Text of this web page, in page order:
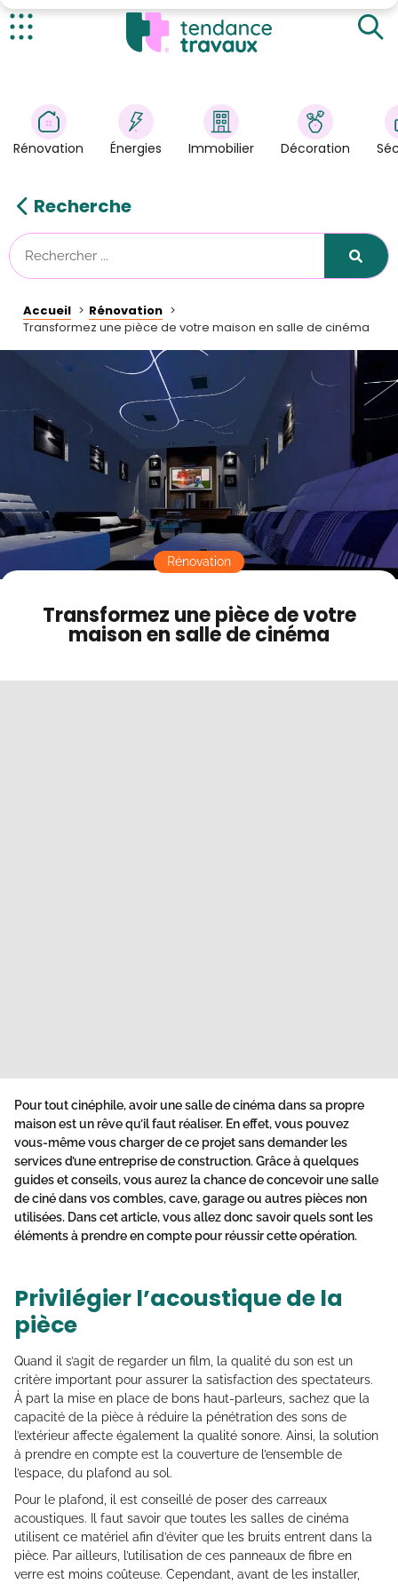
Énergies
Immobilier
Astuces/DIY
Tendance Travaux
Kit partenaire
Contact
Mode sombre
Rénovation Énergies Immobilier Décoration
Recherche
Accueil
Rénovation
Transformez une pièce de votre maison en salle de cinéma
Privilégier l'acoustique de la pièce
Qu'en est-il de l'ameublement et de l'éclairage ?
Les autres équipements indispensables
Transformez une pièce de votre
maison en salle de cinéma
Rénovation
Pour tout cinéphile, avoir une salle de cinéma dans sa propre
maison est un rêve qu’il faut réaliser. En effet, vous pouvez
vous-même vous charger de ce projet sans demander les
services d’une entreprise de construction. Grâce à quelques
guides et conseils, vous aurez la chance de concevoir une salle
de ciné dans vos combles, cave, garage ou autres pièces non
utilisées. Dans cet article, vous allez donc savoir quels sont les
éléments à prendre en compte pour réussir cette opération.
Privilégier l’acoustique de la
pièce
Quand il s’agit de regarder un film, la qualité du son est un
critère important pour assurer la satisfaction des spectateurs.
À part la mise en place de bons haut-parleurs, sachez que la
capacité de la pièce à réduire la pénétration des sons de
l’extérieur affecte également la qualité sonore. Ainsi, la solution
à prendre en compte est la couverture de l’ensemble de
l’espace, du plafond au sol.
Pour le plafond, il est conseillé de poser des carreaux
acoustiques. Il faut savoir que toutes les salles de cinéma
utilisent ce matériel afin d’éviter que les bruits entrent dans la
pièce. Par ailleurs, l’utilisation de ces panneaux de fibre en
verre est moins coûteuse. Cependant, avant de les installer,